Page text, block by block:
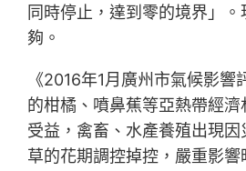
同時停止，達到零的境界」
夠。
《2016年1月廣州市氣候影響
的柑橘、噴鼻蕉等亞熱帶經
受益，禽畜、水產養殖出現
草的花期調控掉控，嚴重影響